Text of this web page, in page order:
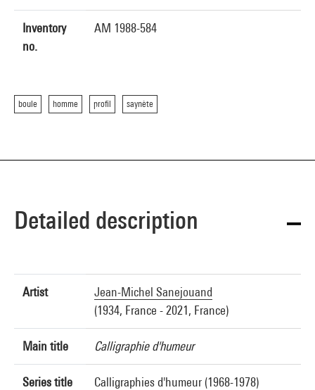
Inventory
no.
AM 1988-584
boule homme profil saynète
Detailed description
Artist
Jean-Michel Sanejouand
(1934, France - 2021, France)
Main title Calligraphie d'humeur
Series title Calligraphies d'humeur (1968-1978)